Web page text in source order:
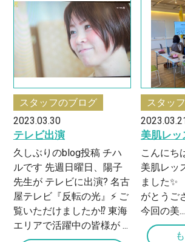
スタッフのブログ
2023.03.30
テレビ出演
久しぶりのblog投稿 チハ
ルです 先週日曜日、陽子
先生が テレビに出演? 名古
屋テレビ『反転の光』⚡️ ご
覧いただけましたか⁉️ 東海
エリアで活躍中の皆様が ...
スタッ
美肌レッ
こんにち
美肌レッ
ました✨
がとうご
今回の美...